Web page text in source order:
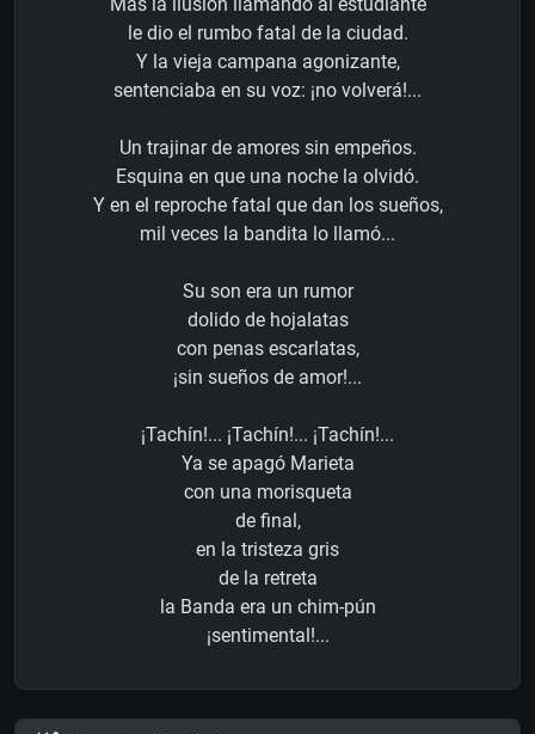
Mas la ilusión llamando al estudiante
le dio el rumbo fatal de la ciudad.
Y la vieja campana agonizante,
sentenciaba en su voz: ¡no volverá!...
Un trajinar de amores sin empeños.
Esquina en que una noche la olvidó.
Y en el reproche fatal que dan los sueños,
mil veces la bandita lo llamó...
Su son era un rumor
dolido de hojalatas
con penas escarlatas,
¡sin sueños de amor!...
¡Tachín!... ¡Tachín!... ¡Tachín!...
Ya se apagó Marieta
con una morisqueta
de final,
en la tristeza gris
de la retreta
la Banda era un chim-pún
¡sentimental!...